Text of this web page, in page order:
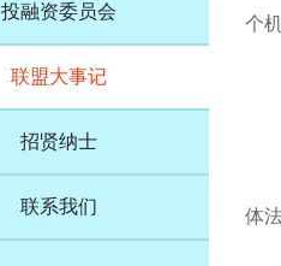
投融资委员会
联盟大事记
招贤纳士
联系我们
个
体